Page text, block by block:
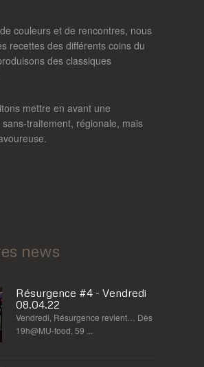
couleurs et de rencontres, nous
recettes des différents coins du
des classiques
mettre en avant une
traitement, régionale, mais
news
Résurgence #4 - Vendredi
08.04.22
Vendredi, Résurgence revient… Dès
19h@MU-food, 59 ...